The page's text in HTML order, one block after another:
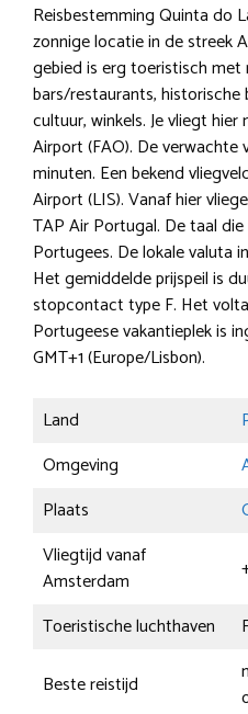
Reisbestemming Quinta do
zonnige locatie in de streek
gebied is erg toeristisch met
bars/restaurants, historische
cultuur, winkels. Je vliegt
Airport (FAO). De verwachte
minuten. Een bekend
Airport (LIS). Vanaf hier
TAP Air Portugal. De taal
Portugees. De lokale valuta
Het gemiddelde prijspeil is
stopcontact type F. Het
Portugeese vakantieplek is
GMT+1 (Europe/Lisbon).
Land
Omgeving
Plaats
Vliegtijd vanaf
Amsterdam
Toeristische luchthaven
Beste reistijd